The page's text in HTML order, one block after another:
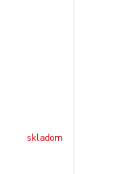
skladom